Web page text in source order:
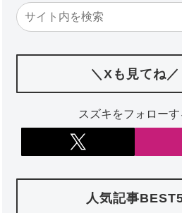
＼Xも見てね／
スズキをフォローす
人気記事